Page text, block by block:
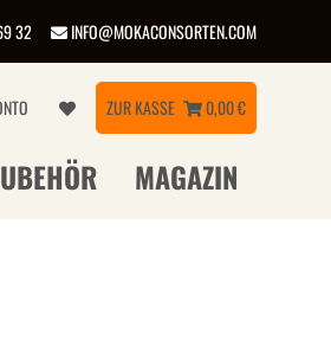
32 INFO@MOKACONSORTEN.COM
ZUR KASSE 0,00 €
MAGAZIN